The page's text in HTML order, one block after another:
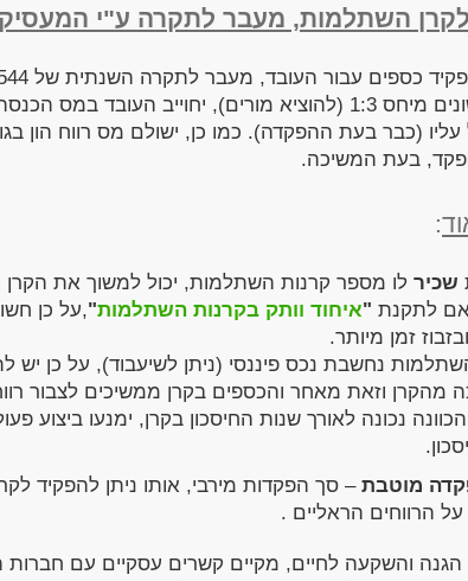
השתלמות, מעבר לתקרה ע"י
לקרן יהיו שונים מיחס 1:3 (להוציא מורים),
בעת המשיכה.
:
שכיר לו מספר קרנות השתלמות, יכול למשוך את הקרן
לתקנת "איחוד וותק בקרנות השתלמות",על כן
זמן מיותר.
נחשבת נכס פיננסי (ניתן לשיעבוד), על כן
מהקרן וזאת מאחר והכספים בקרן ממשיכים לצבור
נכונה לאורך שנות החיסכון בקרן, ימנעו ביצוע
מוטבת – סך הפקדות מירבי, אותו ניתן להפקיד
הרווחים הראליים .
הגנה והשקעה לחיים, מקיים קשרים עסקיים עם חברות